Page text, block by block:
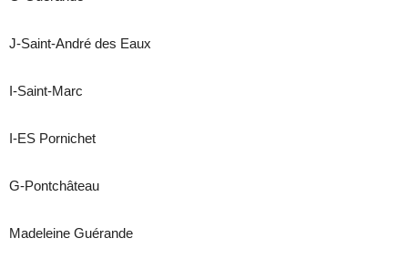
J-Saint-André des Eaux
I-Saint-Marc
I-ES Pornichet
G-Pontchâteau
Madeleine Guérande